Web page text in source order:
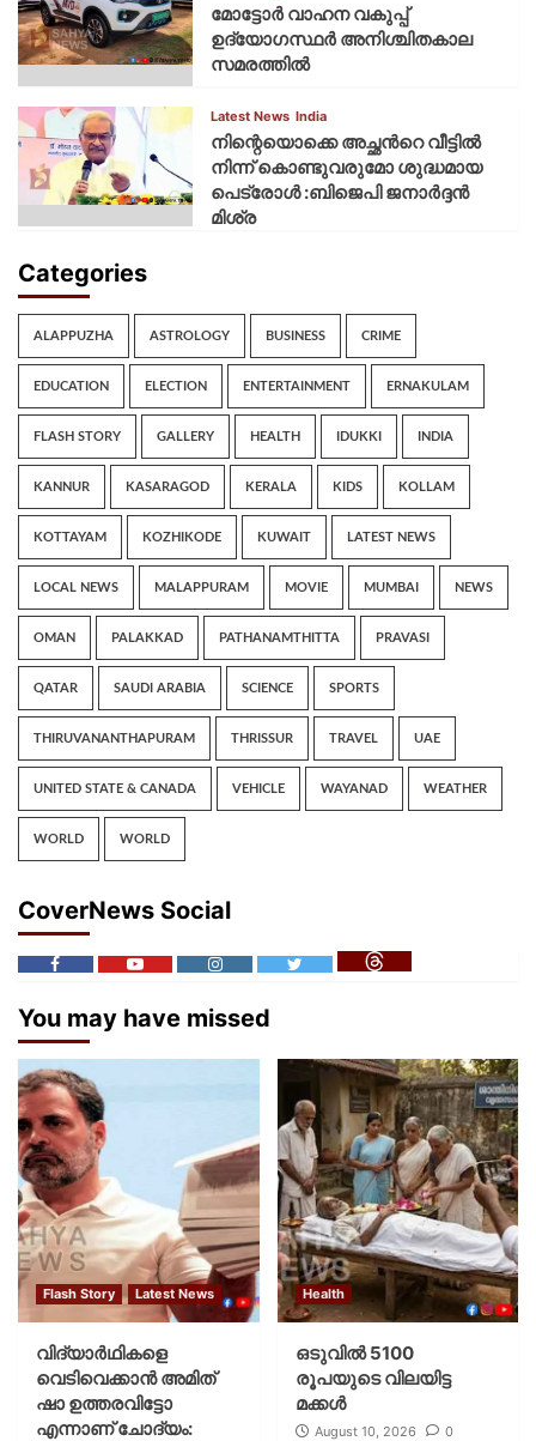
മോട്ടോര്‍ വാഹന വകുപ്പ്
ഉദ്യോഗസ്ഥര്‍ അനിശ്ചിതകാല
സമരത്തില്‍
Latest News India
നിന്റെയൊക്കെ അച്ഛൻറെ വീട്ടിൽ
നിന്ന് കൊണ്ടുവരുമോ ശുദ്ധമായ
പെട്രോൾ :ബിജെപി ജനാർദ്ദൻ
മിശ്ര
Categories
ALAPPUZHA ASTROLOGY BUSINESS CRIME
EDUCATION ELECTION ENTERTAINMENT ERNAKULAM
FLASH STORY GALLERY HEALTH IDUKKI INDIA
KANNUR KASARAGOD KERALA KIDS KOLLAM
KOTTAYAM KOZHIKODE KUWAIT LATEST NEWS
LOCAL NEWS MALAPPURAM MOVIE MUMBAI NEWS
OMAN PALAKKAD PATHANAMTHITTA PRAVASI
QATAR SAUDI ARABIA SCIENCE SPORTS
THIRUVANANTHAPURAM THRISSUR TRAVEL UAE
UNITED STATE & CANADA VEHICLE WAYANAD WEATHER
WORLD WORLD
CoverNews Social
You may have missed
Flash Story Latest News
വിദ്യാര്‍ഥികളെ
വെടിവെക്കാന്‍ അമിത്
ഷാ ഉത്തരവിട്ടോ
എന്നാണ് ചോദ്യം:
Health
ഒടുവിൽ 5100
രൂപയുടെ വിലയിട്ട
മക്കൾ
August 10, 2026 0